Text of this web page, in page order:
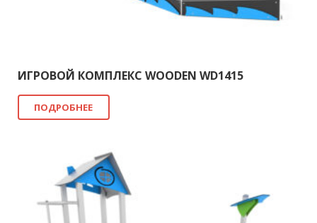
ИГРОВОЙ КОМПЛЕКС WOODEN WD1415
ПОДРОБНЕЕ